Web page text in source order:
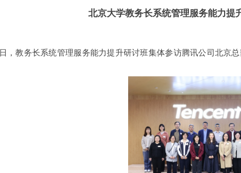
北京大学教务长系统管理服务能力提
，教务长系统管理服务能力提升研讨班集体参访腾讯公司北京